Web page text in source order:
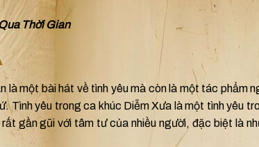
Thời Gian
là một bài hát về tình yêu mà còn là một tác phẩm
Tình yêu trong ca khúc Diễm Xưa là một tình yêu
gần gũi với tâm tư của nhiều người, đặc biệt là